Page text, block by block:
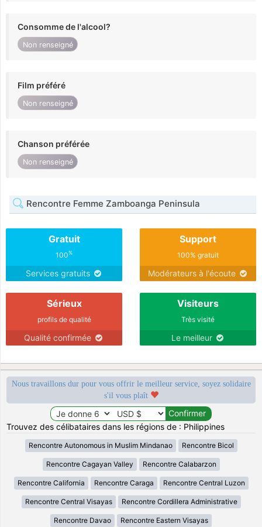
Consomme de l'alcool?
Non renseigné
Film préféré
Non renseigné
Chanson préférée
Non renseigné
Rencontre Femme Zamboanga Peninsula
Gratuit
100%
Services gratuits
Support
100% gratuit
Modérateurs à l'écoute
Sérieux
profils de qualité
Qualité confirmée
Visiteurs
Très visité
Le meilleur
Nous travaillons dur pour vous offrir le meilleur service, soyez solidaire
s'il vous plaît
Trouvez des célibataires dans les régions de : Philippines
Rencontre Autonomous in Muslim Mindanao Rencontre Bicol
Rencontre Cagayan Valley Rencontre Calabarzon
Rencontre California Rencontre Caraga Rencontre Central Luzon
Rencontre Central Visayas Rencontre Cordillera Administrative
Rencontre Davao Rencontre Eastern Visayas